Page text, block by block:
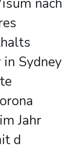
nach
Sydney
Jahr
d